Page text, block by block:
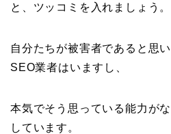
と、ツッコミを入れましょう。
自分たちが被害者であると思
SEO業者はいますし、
本気でそう思っている能力が
しています。